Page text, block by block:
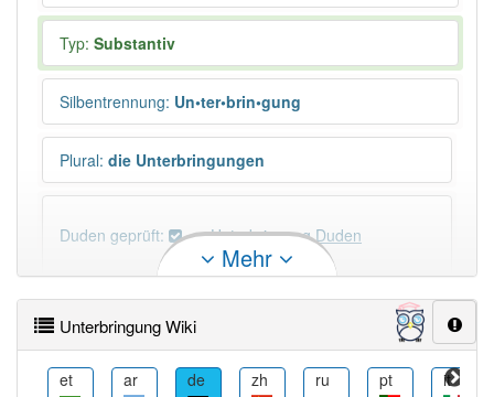
Typ: Substantiv
Silbentrennung: Un•ter•brin•gung
Plural: die Unterbringungen
Duden geprüft: Unterbringung Duden
×
Wörter, die mit "-ung" enden, haben fast immer
Artikel:die.
Mehr
Unterbringung Wiki
et ar de zh ru pt it